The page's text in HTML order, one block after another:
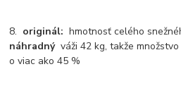
8. originál: hmotnosť celého
náhradnýváži 42 kg, takže
o viac ako 45 %